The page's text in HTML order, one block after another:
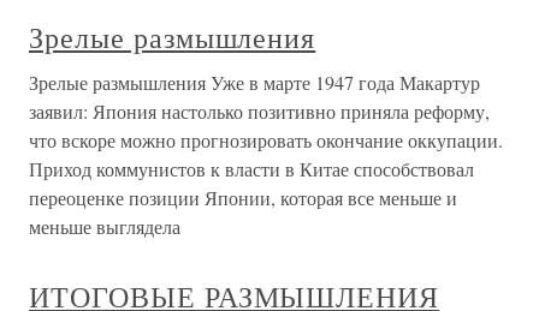
Зрелые размышления
Зрелые размышления Уже в марте 1947 года Макартур
заявил: Япония настолько позитивно приняла реформу,
что вскоре можно прогнозировать окончание оккупации.
Приход коммунистов к власти в Китае способствовал
переоценке позиции Японии, которая все меньше и
меньше выглядела
ИТОГОВЫЕ РАЗМЫШЛЕНИЯ